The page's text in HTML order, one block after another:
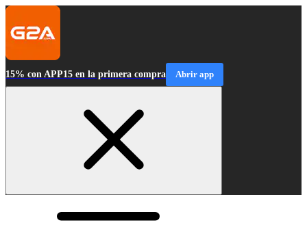
15% con APP15 en la primera compra Abrir app